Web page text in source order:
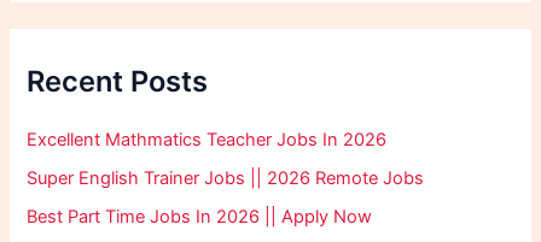
Recent Posts
Excellent Mathmatics Teacher Jobs In 2026
Super English Trainer Jobs || 2026 Remote Jobs
Best Part Time Jobs In 2026 || Apply Now